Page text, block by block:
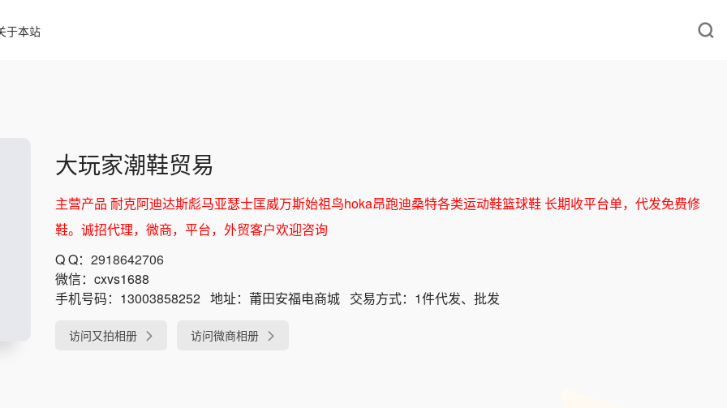
于本站
大玩家潮鞋贸易
主营产品 耐克阿迪达斯彪马亚瑟士匡威万斯始祖鸟hoka昂跑迪桑特各类运动鞋篮球鞋 长期收平台单，代发免费修
鞋。诚招代理，微商，平台，外贸客户欢迎咨询
Q Q： 2918642706
微信： cxvs1688
手机号码： 13003858252 地址： 莆田安福电商城 交易方式： 1件代发、批发
访问又拍相册 访问微商相册